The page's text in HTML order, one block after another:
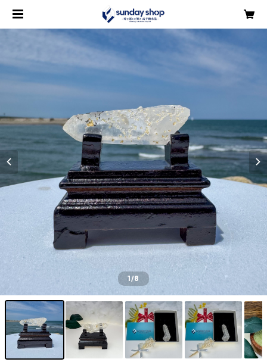
1/8